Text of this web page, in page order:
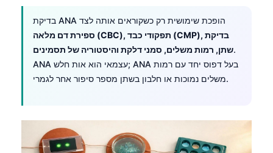
בדיקת ANA הופכת שימושית רק כשקוראים אותה לצד
ספירת דם מלאה (CBC), תפקודי כבד (CMP), בדיקת
שתן, רמות משלים, סמני דלקת והיסטוריה של תסמינים.
ANA עצמאי הוא אות חלש; ANA בעל דפוס יחד עם רמות
משלים נמוכות או חלבון בשתן מספר סיפור אחר לגמרי.
ไทย
ဗမာစာ
Kiswahili
አማርኛ
Українська
O‘zbekcha